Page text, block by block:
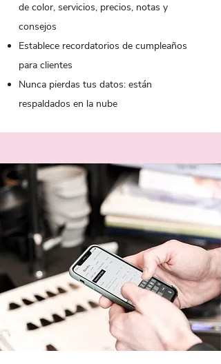
de color, servicios, precios, notas y
consejos
Establece recordatorios de cumpleaños
para clientes
Nunca pierdas tus datos: están
respaldados en la nube